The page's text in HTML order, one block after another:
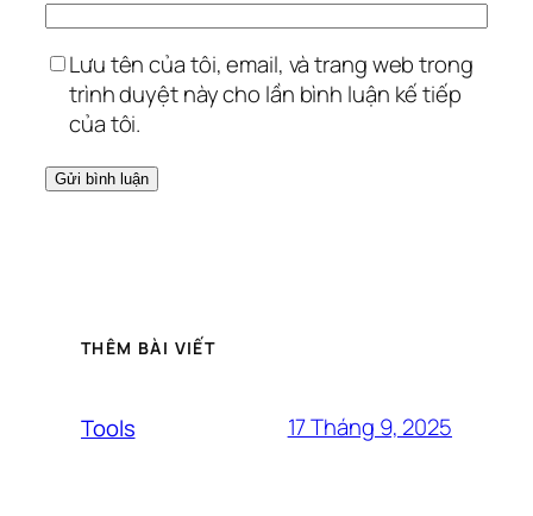
Lưu tên của tôi, email, và trang web trong
trình duyệt này cho lần bình luận kế tiếp
của tôi.
THÊM BÀI VIẾT
Tools 17 Tháng 9, 2025